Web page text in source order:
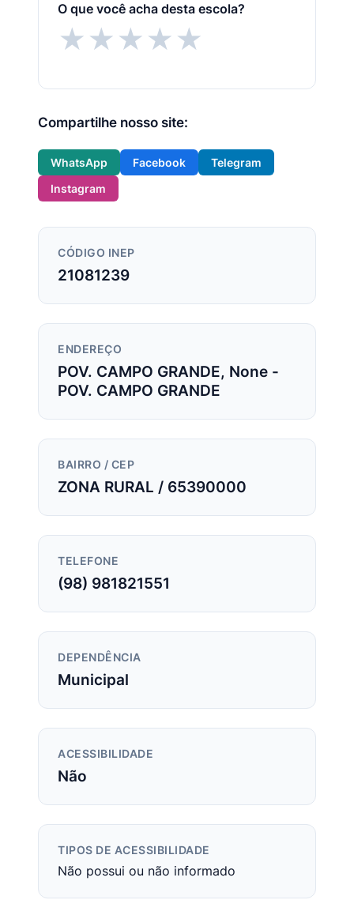
O que você acha desta escola?
★★★★★
Compartilhe nosso site:
WhatsApp Facebook
Telegram
Instagram
CÓDIGO INEP
21081239
ENDEREÇO
POV. CAMPO GRANDE, None -
POV. CAMPO GRANDE
BAIRRO / CEP
ZONA RURAL / 65390000
TELEFONE
(98) 981821551
DEPENDÊNCIA
Municipal
ACESSIBILIDADE
Não
TIPOS DE ACESSIBILIDADE
Não possui ou não informado